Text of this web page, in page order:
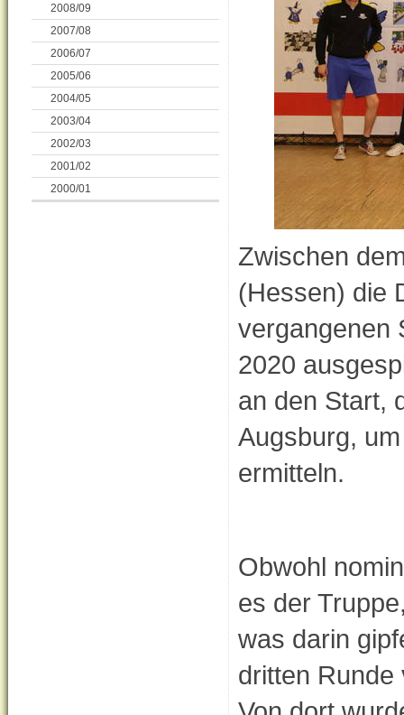
2008/09
2007/08
2006/07
2005/06
2004/05
2003/04
2002/03
2001/02
2000/01
Zwischen
(Hessen) die
vergangenen
2020
an den Start,
Augsburg,
ermitteln.
Obwohl
es der
was darin
dritten Runde